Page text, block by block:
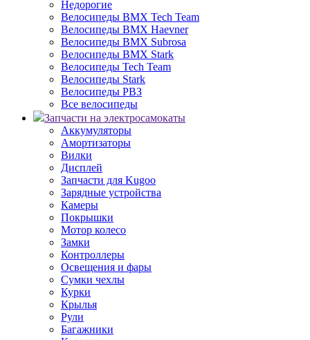
Недорогие
Велосипеды BMX Tech Team
Велосипеды BMX Haevner
Велосипеды BMX Subrosa
Велосипеды BMX Stark
Велосипеды Tech Team
Велосипеды Stark
Велосипеды РВЗ
Все велосипеды
Запчасти на электросамокаты
Аккумуляторы
Амортизаторы
Вилки
Дисплей
Запчасти для Kugoo
Зарядные устройства
Камеры
Покрышки
Мотор колесо
Замки
Контроллеры
Освещения и фары
Сумки чехлы
Курки
Крылья
Рули
Багажники